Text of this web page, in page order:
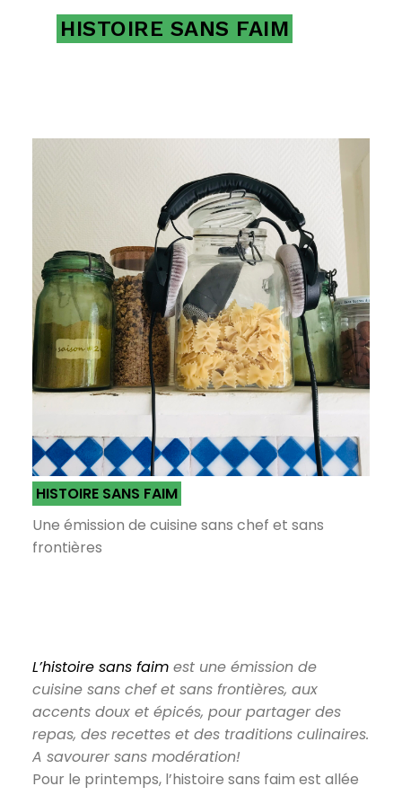
HISTOIRE SANS FAIM
HISTOIRE SANS FAIM
Une émission de cuisine sans chef et sans
frontières
L’histoire sans faim est une émission de
cuisine sans chef et sans frontières, aux
accents doux et épicés, pour partager des
repas, des recettes et des traditions culinaires.
A savourer sans modération!
Pour le printemps, l’histoire sans faim est allée